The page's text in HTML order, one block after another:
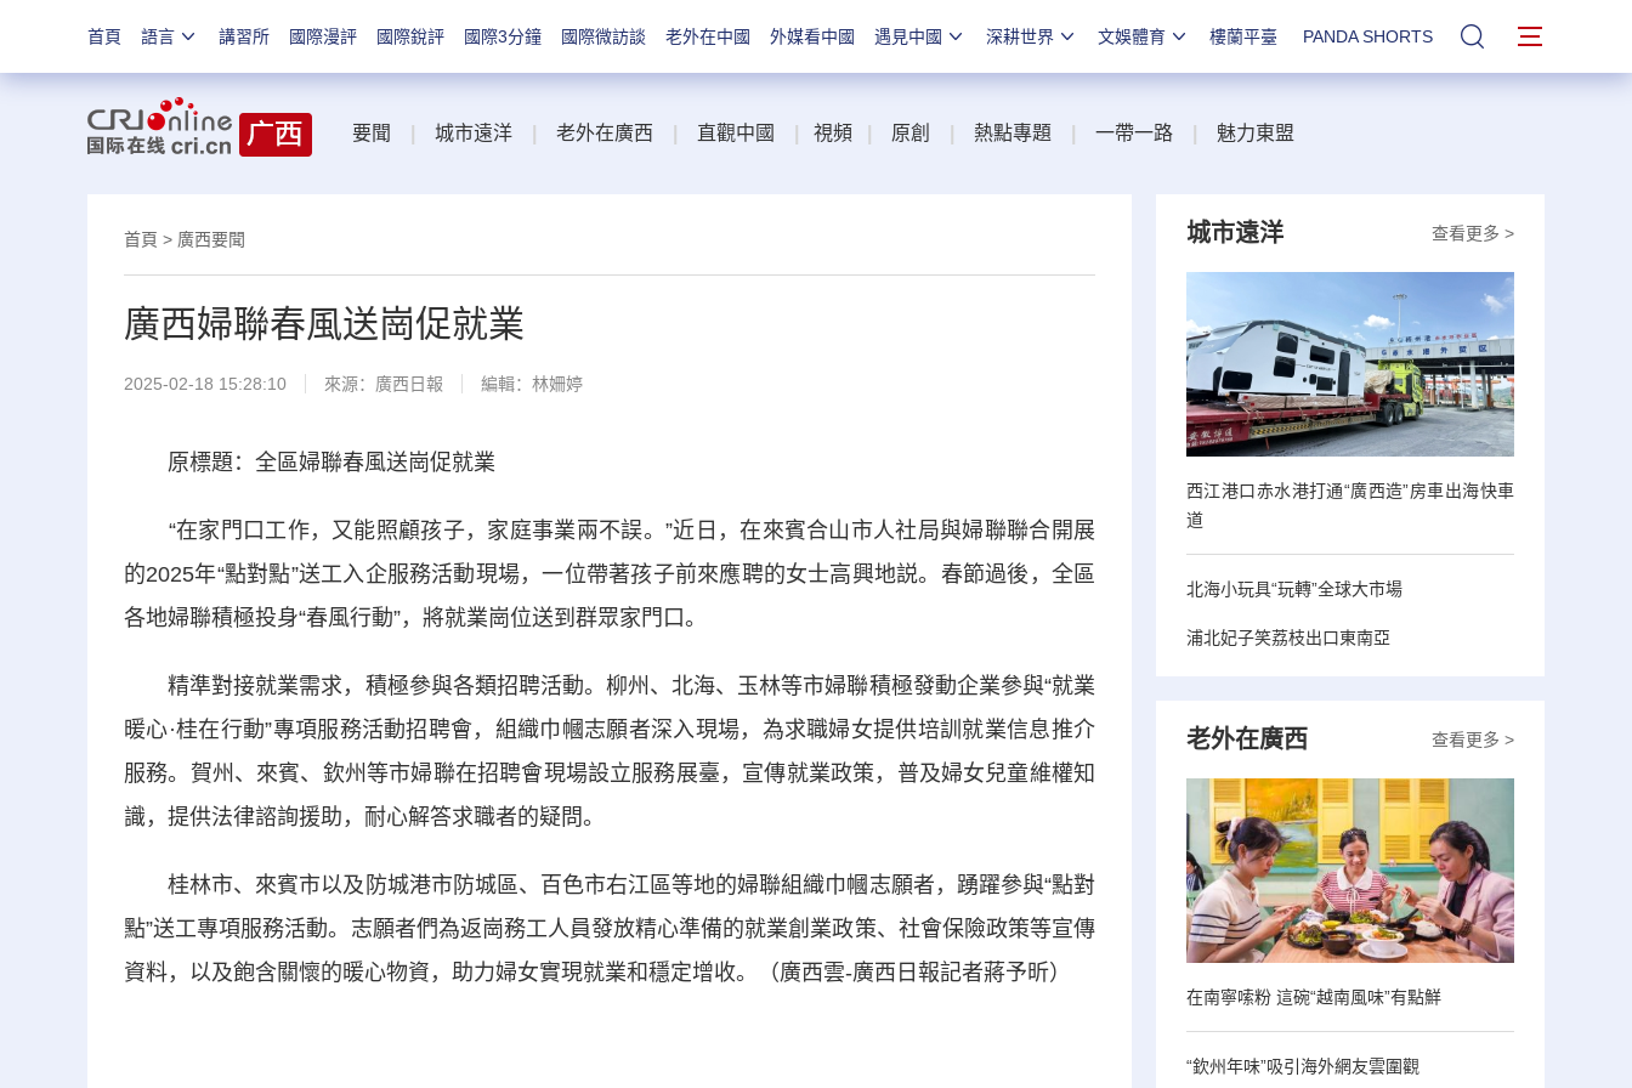
首頁 語言 講習所 國際漫評 國際銳評 國際3分鐘 國際微訪談 老外在中國 外媒看中國 遇見中國 深耕世界 文娛體育 樓蘭平臺 PANDA SHORTS 站內搜索
要聞 城市遠洋 老外在廣西 直觀中國 視頻 原創 熱點專題 一帶一路 魅力東盟
首頁 > 廣西要聞
廣西婦聯春風送崗促就業
2025-02-18 15:28:10 來源： 廣西日報 編輯：林姍婷
原標題：全區婦聯春風送崗促就業
“在家門口工作，又能照顧孩子，家庭事業兩不誤。”近日，在來賓合山市人社局與婦聯聯合開展
的2025年“點對點”送工入企服務活動現場，一位帶著孩子前來應聘的女士高興地説。春節過後，全區
各地婦聯積極投身“春風行動”，將就業崗位送到群眾家門口。
精準對接就業需求，積極參與各類招聘活動。柳州、北海、玉林等市婦聯積極發動企業參與“就業
暖心·桂在行動”專項服務活動招聘會，組織巾幗志願者深入現場，為求職婦女提供培訓就業信息推介
服務。賀州、來賓、欽州等市婦聯在招聘會現場設立服務展臺，宣傳就業政策，普及婦女兒童維權知
識，提供法律諮詢援助，耐心解答求職者的疑問。
桂林市、來賓市以及防城港市防城區、百色市右江區等地的婦聯組織巾幗志願者，踴躍參與“點對
點”送工專項服務活動。志願者們為返崗務工人員發放精心準備的就業創業政策、社會保險政策等宣傳
資料，以及飽含關懷的暖心物資，助力婦女實現就業和穩定增收。（廣西雲-廣西日報記者蔣予昕）
查看更多 >
城市遠洋
西江港口赤水港打通“廣西造”房車出海快車
道
北海小玩具“玩轉”全球大市場
浦北妃子笑荔枝出口東南亞
查看更多 >
老外在廣西
在南寧嗦粉 這碗“越南風味”有點鮮
“欽州年味”吸引海外網友雲圍觀